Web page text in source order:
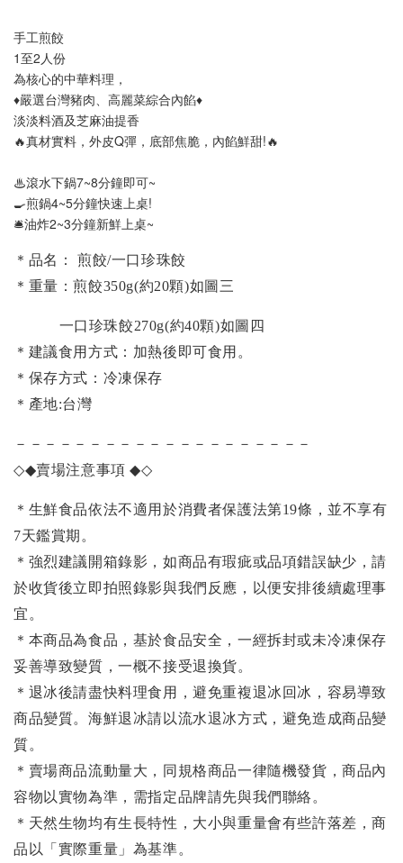
手工煎餃
1至2人份
為核心的中華料理，
♦️嚴選台灣豬肉、高麗菜綜合內餡♦️
淡淡料酒及芝麻油提香
🔥真材實料，外皮Q彈，底部焦脆，內餡鮮甜!🔥
♨️滾水下鍋7~8分鐘即可~
🍳煎鍋4~5分鐘快速上桌!
🛎️油炸2~3分鐘新鮮上桌~
＊品名： 煎餃/一口珍珠餃
＊重量：煎餃350g(約20顆)如圖三
一口珍珠餃270g(約40顆)如圖四
＊建議食用方式：加熱後即可食用。
＊保存方式：冷凍保存
＊產地:台灣
－－－－－－－－－－－－－－－－－－－－
◇◆賣場注意事項◆◇
＊生鮮食品依法不適用於消費者保護法第19條，並不享有
7天鑑賞期。
＊強烈建議開箱錄影，如商品有瑕疵或品項錯誤缺少，請
於收貨後立即拍照錄影與我們反應，以便安排後續處理事
宜。
＊本商品為食品，基於食品安全，一經拆封或未冷凍保存
妥善導致變質，一概不接受退換貨。
＊退冰後請盡快料理食用，避免重複退冰回冰，容易導致
商品變質。海鮮退冰請以流水退冰方式，避免造成商品變
質。
＊賣場商品流動量大，同規格商品一律隨機發貨，商品內
容物以實物為準，需指定品牌請先與我們聯絡。
＊天然生物均有生長特性，大小與重量會有些許落差，商
品以「實際重量」為基準。